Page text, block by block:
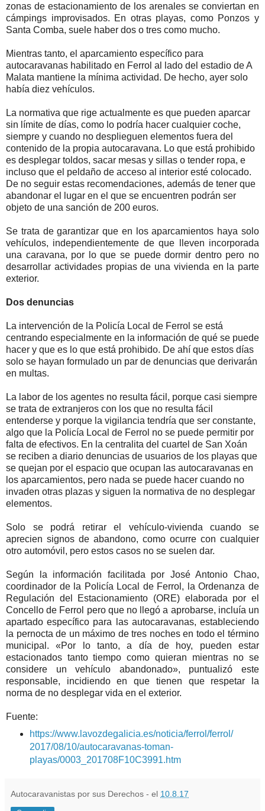
zonas de estacionamiento de los arenales se conviertan en
cámpings improvisados. En otras playas, como Ponzos y
Santa Comba, suele haber dos o tres como mucho.
Mientras tanto, el aparcamiento específico para
autocaravanas habilitado en Ferrol al lado del estadio de A
Malata mantiene la mínima actividad. De hecho, ayer solo
había diez vehículos.
La normativa que rige actualmente es que pueden aparcar
sin límite de días, como lo podría hacer cualquier coche,
siempre y cuando no desplieguen elementos fuera del
contenido de la propia autocaravana. Lo que está prohibido
es desplegar toldos, sacar mesas y sillas o tender ropa, e
incluso que el peldaño de acceso al interior esté colocado.
De no seguir estas recomendaciones, además de tener que
abandonar el lugar en el que se encuentren podrán ser
objeto de una sanción de 200 euros.
Se trata de garantizar que en los aparcamientos haya solo
vehículos, independientemente de que lleven incorporada
una caravana, por lo que se puede dormir dentro pero no
desarrollar actividades propias de una vivienda en la parte
exterior.
Dos denuncias
La intervención de la Policía Local de Ferrol se está
centrando especialmente en la información de qué se puede
hacer y que es lo que está prohibido. De ahí que estos días
solo se hayan formulado un par de denuncias que derivarán
en multas.
La labor de los agentes no resulta fácil, porque casi siempre
se trata de extranjeros con los que no resulta fácil
entenderse y porque la vigilancia tendría que ser constante,
algo que la Policía Local de Ferrol no se puede permitir por
falta de efectivos. En la centralita del cuartel de San Xoán
se reciben a diario denuncias de usuarios de los playas que
se quejan por el espacio que ocupan las autocaravanas en
los aparcamientos, pero nada se puede hacer cuando no
invaden otras plazas y siguen la normativa de no desplegar
elementos.
Solo se podrá retirar el vehículo-vivienda cuando se
aprecien signos de abandono, como ocurre con cualquier
otro automóvil, pero estos casos no se suelen dar.
Según la información facilitada por José Antonio Chao,
coordinador de la Policía Local de Ferrol, la Ordenanza de
Regulación del Estacionamiento (ORE) elaborada por el
Concello de Ferrol pero que no llegó a aprobarse, incluía un
apartado específico para las autocaravanas, estableciendo
la pernocta de un máximo de tres noches en todo el término
municipal. «Por lo tanto, a día de hoy, pueden estar
estacionados tanto tiempo como quieran mientras no se
considere un vehículo abandonado», puntualizó este
responsable, incidiendo en que tienen que respetar la
norma de no desplegar vida en el exterior.
Fuente:
https://www.lavozdegalicia.es/noticia/ferrol/ferrol/
2017/08/10/autocaravanas-toman-
playas/0003_201708F10C3991.htm
Autocaravanistas por sus Derechos - el 10.8.17